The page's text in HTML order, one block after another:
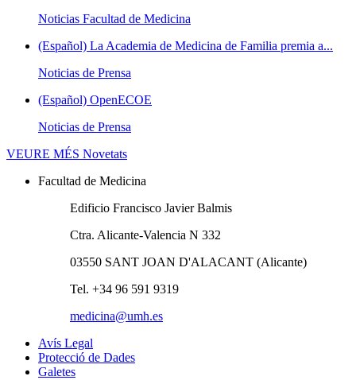
Noticias Facultad de Medicina
(Español) La Academia de Medicina de Familia premia a...
Noticias de Prensa
(Español) OpenECOE
Noticias de Prensa
VEURE MÉS Novetats
Facultad de Medicina
Edificio Francisco Javier Balmis
Ctra. Alicante-Valencia N 332
03550 SANT JOAN D'ALACANT (Alicante)
Tel. +34 96 591 9319
medicina@umh.es
Avís Legal
Protecció de Dades
Galetes